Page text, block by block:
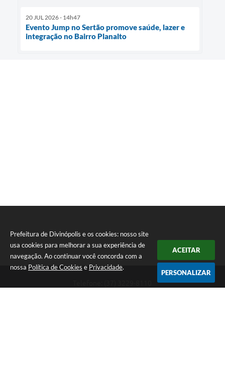
Prefeitura de Divinópolis e os cookies: nosso site
usa cookies para melhorar a sua experiência de
navegação. Ao continuar você concorda com a
nossa Política de Cookies e Privacidade.
ACEITAR
PERSONALIZAR
20 JUL 2026 - 14h47
Evento Jump no Sertão promove saúde, lazer e
integração no Bairro Planalto